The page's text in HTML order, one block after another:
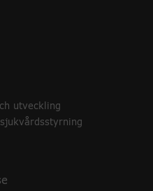
utveckling